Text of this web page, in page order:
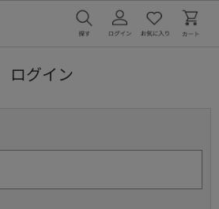
ログイン